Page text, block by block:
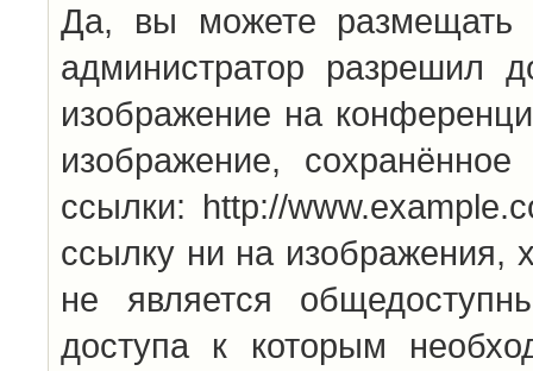
Да, вы можете размещать
администратор разрешил
изображение на
изображение,
ссылки: http://
ссылку ни на
не является
доступа к которым